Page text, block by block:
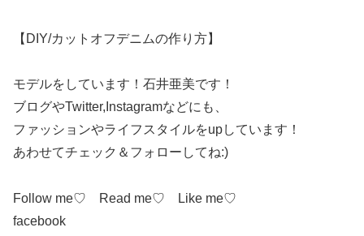
【DIY/カットオフデニムの作り方】
モデルをしています！石井亜美です！
ブログやTwitter,Instagramなどにも、
ファッションやライフスタイルをupしています！
あわせてチェック＆フォローしてね:)
Follow me♡ Read me♡ Like me♡
facebook